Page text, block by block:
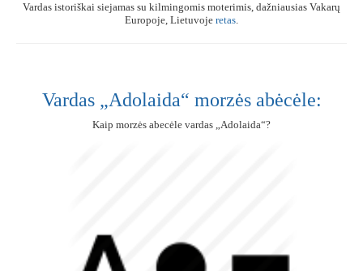
Vardas istoriškai siejamas su kilmingomis moterimis, dažniausias Vakarų
Europoje, Lietuvoje retas.
Vardas „Adolaida“ morzės abėcėle:
Kaip morzės abecėle vardas „Adolaida“?